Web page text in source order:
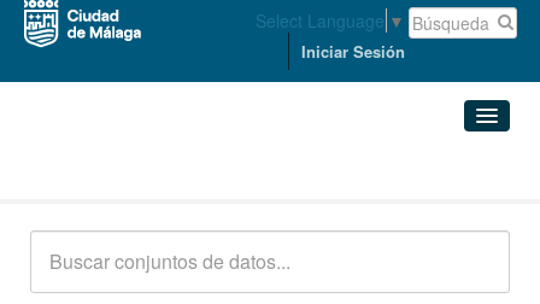
Select Language ▼
Iniciar Sesión